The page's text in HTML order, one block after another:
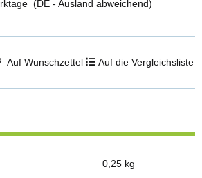
(DE - Ausland abweichend)
Auf Wunschzettel Auf die Vergleichsliste
0,25 kg